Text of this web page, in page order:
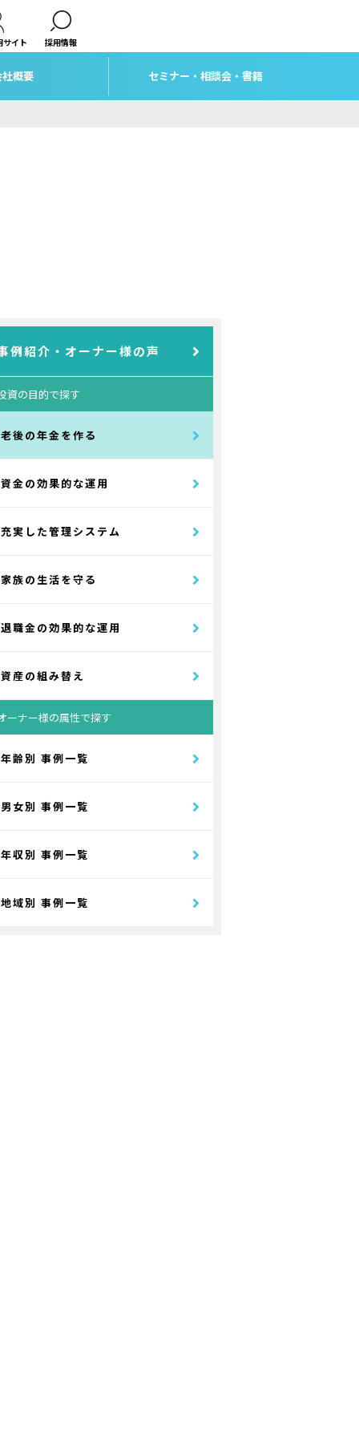
サイト 採用情報
概要 セミナー・相談会・書籍
例紹介・オーナー様の声
資の目的で探す
老後の年金を作る
資金の効果的な運用
充実した管理システム
家族の生活を守る
退職金の効果的な運用
資産の組み替え
ーナー様の属性で探す
年齢別 事例一覧
男女別 事例一覧
年収別 事例一覧
地域別 事例一覧